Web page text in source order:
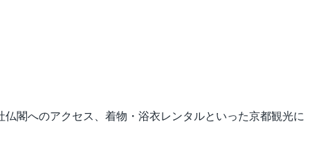
閣へのアクセス、着物・浴衣レンタルといった京都観光に